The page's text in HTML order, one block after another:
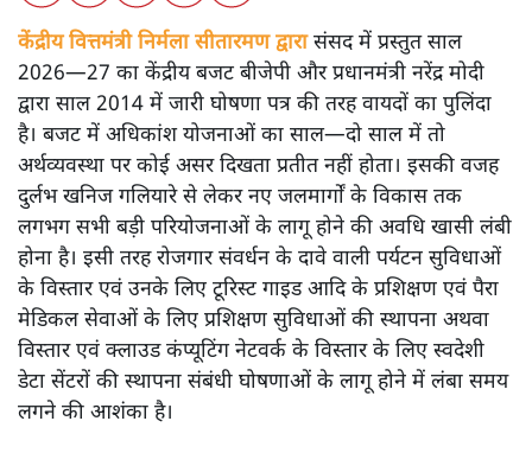
केंद्रीय वित्तमंत्री निर्मला सीतारमण द्वारासंसद में प्रस्तुत साल
2026—27 का केंद्रीय बजट बीजेपी और प्रधानमंत्री नरेंद्र मोदी
द्वारा साल 2014 में जारी घोषणा पत्र की तरह वायदों का पुलिंदा
है। बजट में अधिकांश योजनाओं का साल—दो साल में तो
अर्थव्यवस्था पर कोई असर दिखता प्रतीत नहीं होता। इसकी वजह
दुर्लभ खनिज गलियारे से लेकर नए जलमार्गों के विकास तक
लगभग सभी बड़ी परियोजनाओं के लागू होने की अवधि खासी लंबी
होना है। इसी तरह रोजगार संवर्धन के दावे वाली पर्यटन सुविधाओं
के विस्तार एवं उनके लिए टूरिस्ट गाइड आदि के प्रशिक्षण एवं पैरा
मेडिकल सेवाओं के लिए प्रशिक्षण सुविधाओं की स्थापना अथवा
विस्तार एवं क्लाउड कंप्यूटिंग नेटवर्क के विस्तार के लिए स्वदेशी
डेटा सेंटरों की स्थापना संबंधी घोषणाओं के लागू होने में लंबा समय
लगने की आशंका है।